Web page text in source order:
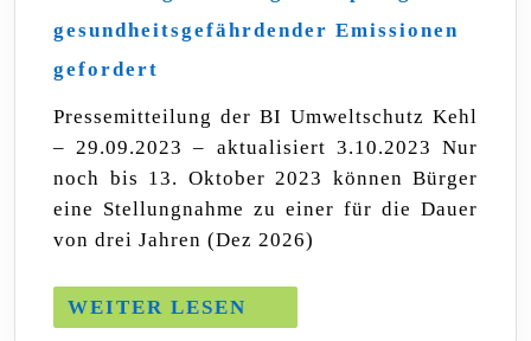
gesundheitsgefährdender Emissionen
gefordert
Stop
wegen
gesundheitsgefährdender
Emissionen
gefordert
Pressemitteilung der BI Umweltschutz Kehl
– 29.09.2023 – aktualisiert 3.10.2023 Nur
noch bis 13. Oktober 2023 können Bürger
eine Stellungnahme zu einer für die Dauer
von drei Jahren (Dez 2026)
WEITER LESEN